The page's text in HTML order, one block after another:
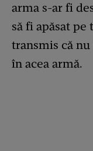
arma s-ar fi
să fi apăsat
transmis că
în acea armă.